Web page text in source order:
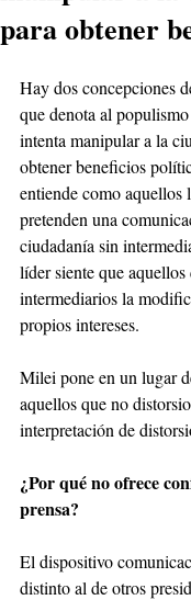
para obtener
Hay dos concepciones
que denota al
intenta manipular a la
obtener beneficios
entiende como aquellos
pretenden una
ciudadanía sin
líder siente que
intermediarios la
propios intereses.
Milei pone en un lugar
aquellos que no
interpretación de
¿Por qué no ofrece
prensa?
El dispositivo
distinto al de otros